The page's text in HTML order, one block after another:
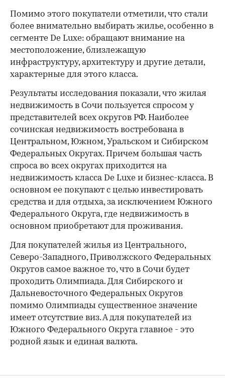
Помимо этого покупатели отметили, что стали
более внимательно выбирать жилье, особенно в
сегменте De Luxe: обращают внимание на
местоположение, близлежащую
инфраструктуру, архитектуру и другие детали,
характерные для этого класса.
Результаты исследования показали, что жилая
недвижимость в Сочи пользуется спросом у
представителей всех округов РФ. Наиболее
сочинская недвижимость востребована в
Центральном, Южном, Уральском и Сибирском
Федеральных Округах. Причем большая часть
спроса во всех округах приходится на
недвижимость класса De Luxe и бизнес-класса. В
основном ее покупают с целью инвестировать
средства и для отдыха, за исключением Южного
Федерального Округа, где недвижимость в
основном приобретают для проживания.
Для покупателей жилья из Центрального,
Северо-Западного, Приволжского Федеральных
Округов самое важное то, что в Сочи будет
проходить Олимпиада. Для Сибирского и
Дальневосточного Федеральных Округов
помимо Олимпиады существенное значение
имеет отсутствие виз. А для покупателей из
Южного Федерального Округа главное - это
родной язык и единая валюта.